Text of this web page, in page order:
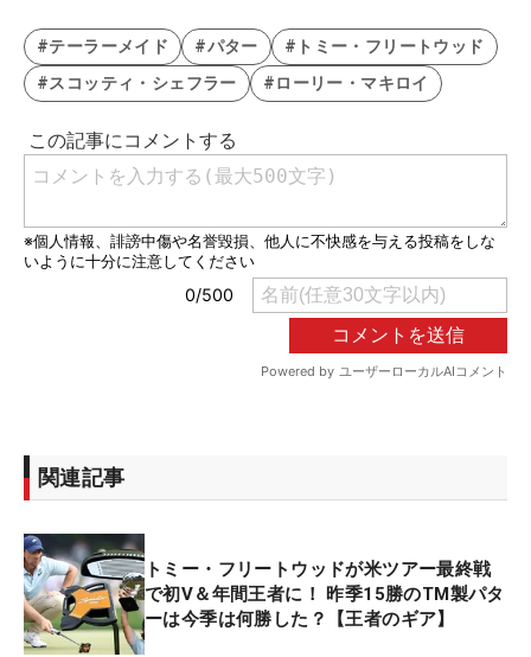
#テーラーメイド #パター
#トミー・フリートウッド
#スコッティ・シェフラー
#ローリー・マキロイ
関連記事
トミー・フリートウッドが米ツアー最終戦
で初V＆年間王者に！ 昨季15勝のTM製パタ
ーは今季は何勝した？【王者のギア】